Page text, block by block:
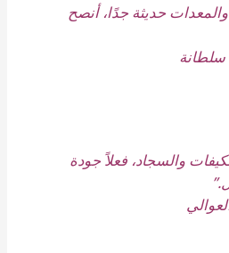
حديثة جدًا، أنصح
سلطانة
والسجاد، فعلاً جودة